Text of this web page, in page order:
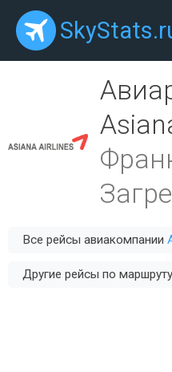
Все рейсы авиакомпании
Другие рейсы по маршруту